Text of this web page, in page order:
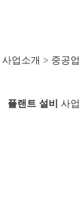
업소개 > 중공업
플랜트 설비
사업